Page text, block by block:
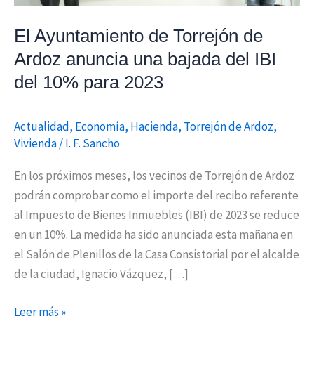
El Ayuntamiento de Torrejón de
Ardoz anuncia una bajada del IBI
del 10% para 2023
Actualidad, Economía, Hacienda, Torrejón de Ardoz,
Vivienda/I. F. Sancho
En los próximos meses, los vecinos de Torrejón de Ardoz
podrán comprobar como el importe del recibo referente
al Impuesto de Bienes Inmuebles (IBI) de 2023 se reduce
en un 10%. La medida ha sido anunciada esta mañana en
el Salón de Plenillos de la Casa Consistorial por el alcalde
de la ciudad, Ignacio Vázquez, […]
del
IBI
del
2023
Leer más »